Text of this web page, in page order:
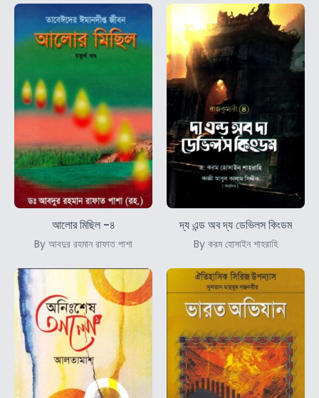
আলোর মিছিল -৪
By আবদুর রহমান রাফাত পাশা
দ্য এন্ড অব দ্য ডেভিলস কিংডম
By করম হোসাইন শাহরাহি